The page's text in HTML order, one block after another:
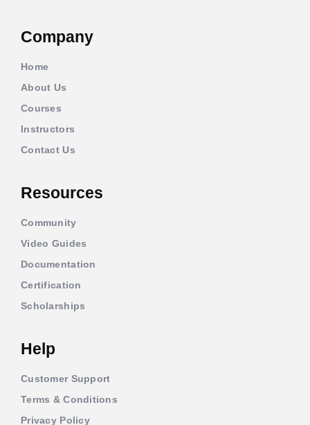
Company
Home
About Us
Courses
Instructors
Contact Us
Resources
Community
Video Guides
Documentation
Certification
Scholarships
Help
Customer Support
Terms & Conditions
Privacy Policy